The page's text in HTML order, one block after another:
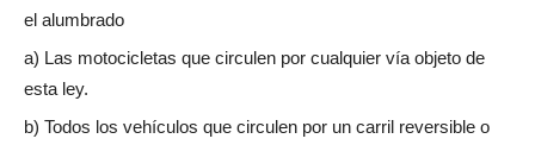
el alumbrado
a) Las motocicletas que circulen por cualquier vía objeto de
esta ley.
b) Todos los vehículos que circulen por un carril reversible o